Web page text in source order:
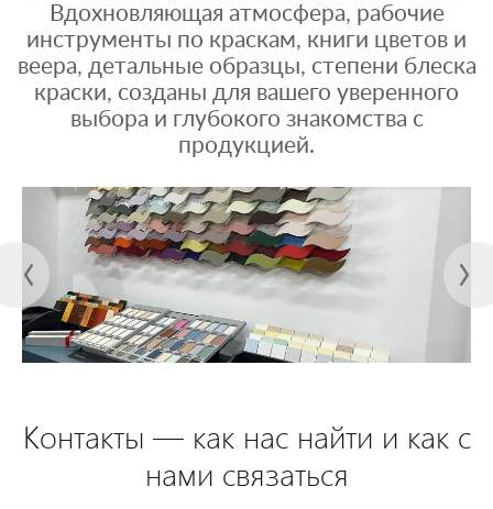
Вдохновляющая атмосфера, рабочие
инструменты по краскам, книги цветов и
веера, детальные образцы, степени блеска
краски, созданы для вашего уверенного
выбора и глубокого знакомства с
продукцией.
Контакты — как нас найти и как с
нами связаться